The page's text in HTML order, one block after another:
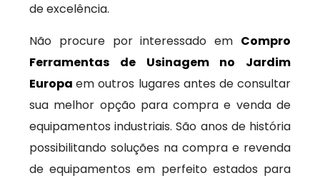
de excelência.
Não procure por interessado em Compro
Ferramentas de Usinagem no Jardim
Europaem outros lugares antes de consultar
sua melhor opção para compra e venda de
equipamentos industriais. São anos de história
possibilitando soluções na compra e revenda
de equipamentos em perfeito estados para